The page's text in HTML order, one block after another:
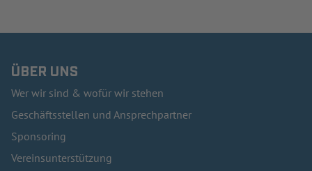
ÜBER UNS
Wer wir sind & wofür wir stehen
Geschäftsstellen und Ansprechpartner
Sponsoring
Vereinsunterstützung